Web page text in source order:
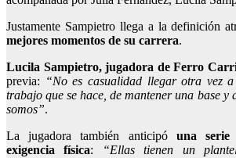
Justamente Sampietro llega a la definición
mejores momentos de su carrera.
Lucila Sampietro, jugadora de Ferro
previa: “No es casualidad llegar otra vez
trabajo que se hace, de mantener una base y
somos”.
La jugadora también anticipó una
exigencia física:
“Ellas tienen un